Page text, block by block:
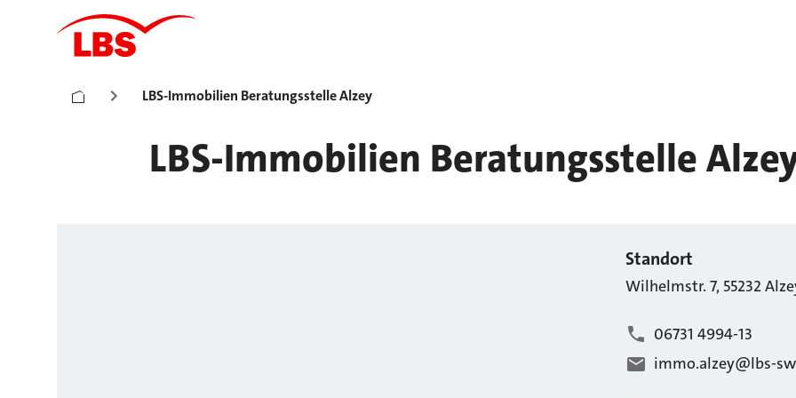
LBS-Immobilien Beratungsstelle Alzey
LBS-Immobilien Beratungsstelle
Standort
Wilhelmstr. 7, 55232
06731 4994-13
immo.alzey@lbs-